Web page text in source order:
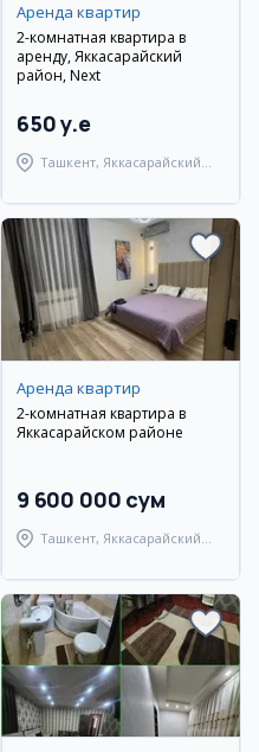
Аренда квартир
2-комнатная квартира в
аренду, Яккасарайский
район, Next
650 y.e
Ташкент, Яккасарайский
Аренда квартир
2-комнатная квартира в
Яккасарайском районе
9 600 000 сум
Ташкент, Яккасарайский